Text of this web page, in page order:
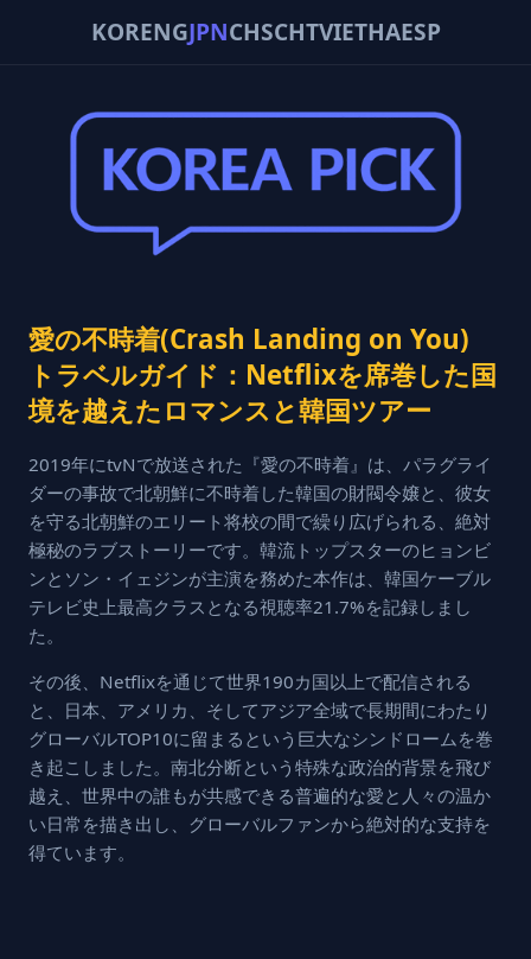
KORENGJPNCHSCHTVIETHAESP
愛の不時着(Crash Landing on You)
トラベルガイド：Netflixを席巻した国
境を越えたロマンスと韓国ツアー
2019年にtvNで放送された『愛の不時着』は、パラグライ
ダーの事故で北朝鮮に不時着した韓国の財閥令嬢と、彼女
を守る北朝鮮のエリート将校の間で繰り広げられる、絶対
極秘のラブストーリーです。韓流トップスターのヒョンビ
ンとソン・イェジンが主演を務めた本作は、韓国ケーブル
テレビ史上最高クラスとなる視聴率21.7%を記録しまし
た。
その後、Netflixを通じて世界190カ国以上で配信される
と、日本、アメリカ、そしてアジア全域で長期間にわたり
グローバルTOP10に留まるという巨大なシンドロームを巻
き起こしました。南北分断という特殊な政治的背景を飛び
越え、世界中の誰もが共感できる普遍的な愛と人々の温か
い日常を描き出し、グローバルファンから絶対的な支持を
得ています。